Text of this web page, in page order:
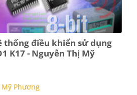
thống điều khiển sử dụng
K17 - Nguyễn Thị Mỹ
Phương